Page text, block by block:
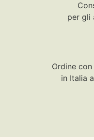
per gli
Ordine
in Italia